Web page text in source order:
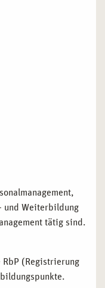
und Weiterbildung
tätig sind.
(Registrierung